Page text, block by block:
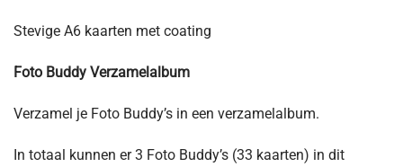
Stevige A6 kaarten met coating
Foto Buddy Verzamelalbum
Verzamel je Foto Buddy’s in een verzamelalbum.
In totaal kunnen er 3 Foto Buddy’s (33 kaarten) in dit